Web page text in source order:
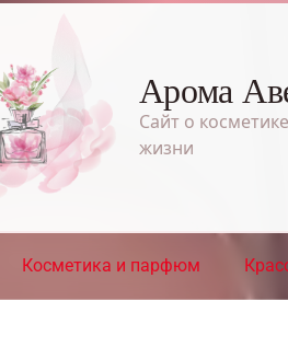
Арома
Сайт о
жизни
Косметика и парфюм